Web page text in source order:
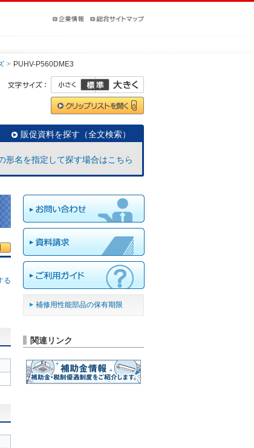
PUHV-P560DME3
販促資料を探す（全文検索）
形名を指定して探す場合はこちら
る
補修用性能部品の保有期限
関連リンク